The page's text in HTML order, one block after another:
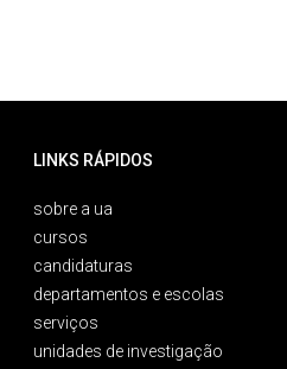
LINKS RÁPIDOS
sobre a ua
cursos
candidaturas
departamentos e escolas
serviços
unidades de investigação